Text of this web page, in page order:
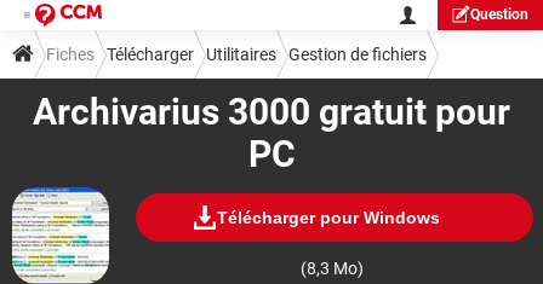
Question
Archivarius 3000 gratuit pour
PC
Télécharger pour Windows
(8,3 Mo)
Fiches Télécharger Utilitaires Gestion de fichiers